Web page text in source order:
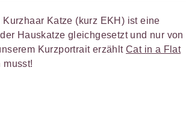
Katze (kurz EKH) ist eine
Hauskatze gleichgesetzt und nur von
Kurzportrait erzählt Cat in a Flat